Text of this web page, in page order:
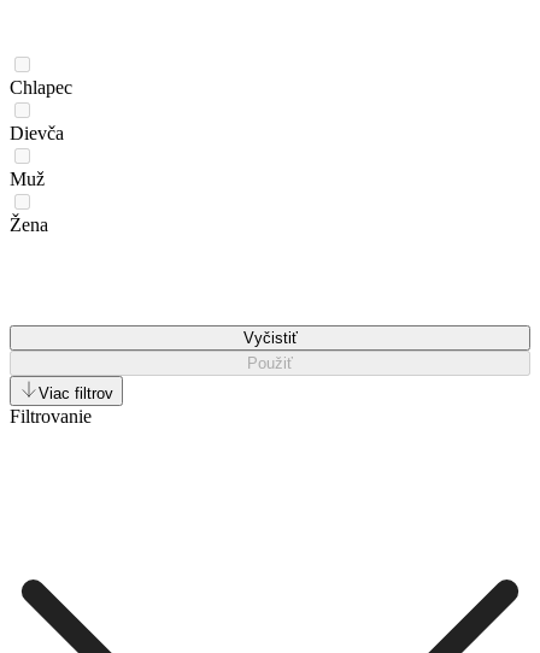
Chlapec
Dievča
Muž
Žena
Vyčistiť
Použiť
Viac filtrov
Filtrovanie